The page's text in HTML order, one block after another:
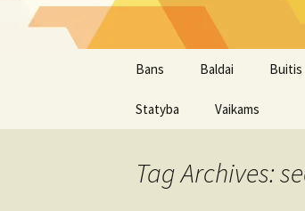
Bans Baldai Buitis
Statyba Vaikams
Tag Archives: